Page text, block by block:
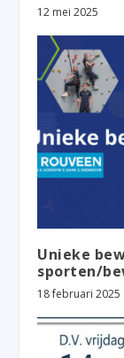
12 mei 2025
Unieke
sporten/
18 februari 2025